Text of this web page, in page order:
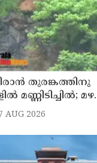
തുരങ്കത്തിനു
മണ്ണിടിച്ചില്‍; മഴ
ആശങ്ക
AUG 2026